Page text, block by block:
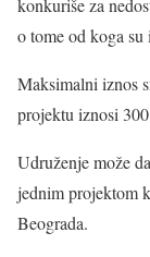
konkuriše za
o tome od koga su
Maksimalni iznos
projektu iznosi
Udruženje može
jednim projektom
Beograda.